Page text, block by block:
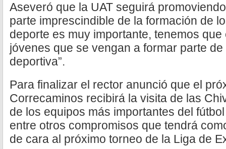
Aseveró que la UAT seguirá
parte imprescindible de la formación de
deporte es muy importante, tenemos
jóvenes que se vengan a formar parte
deportiva”.
Para finalizar el rector anunció que el
Correcaminos recibirá la visita de las
de los equipos más importantes del
entre otros compromisos que tendrá
de cara al próximo torneo de la Liga de